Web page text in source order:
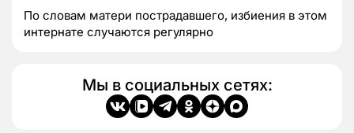
По словам матери пострадавшего, избиения в этом
интернате случаются регулярно
Мы в социальных сетях: